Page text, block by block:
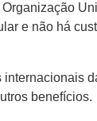
e não há
benefícios.